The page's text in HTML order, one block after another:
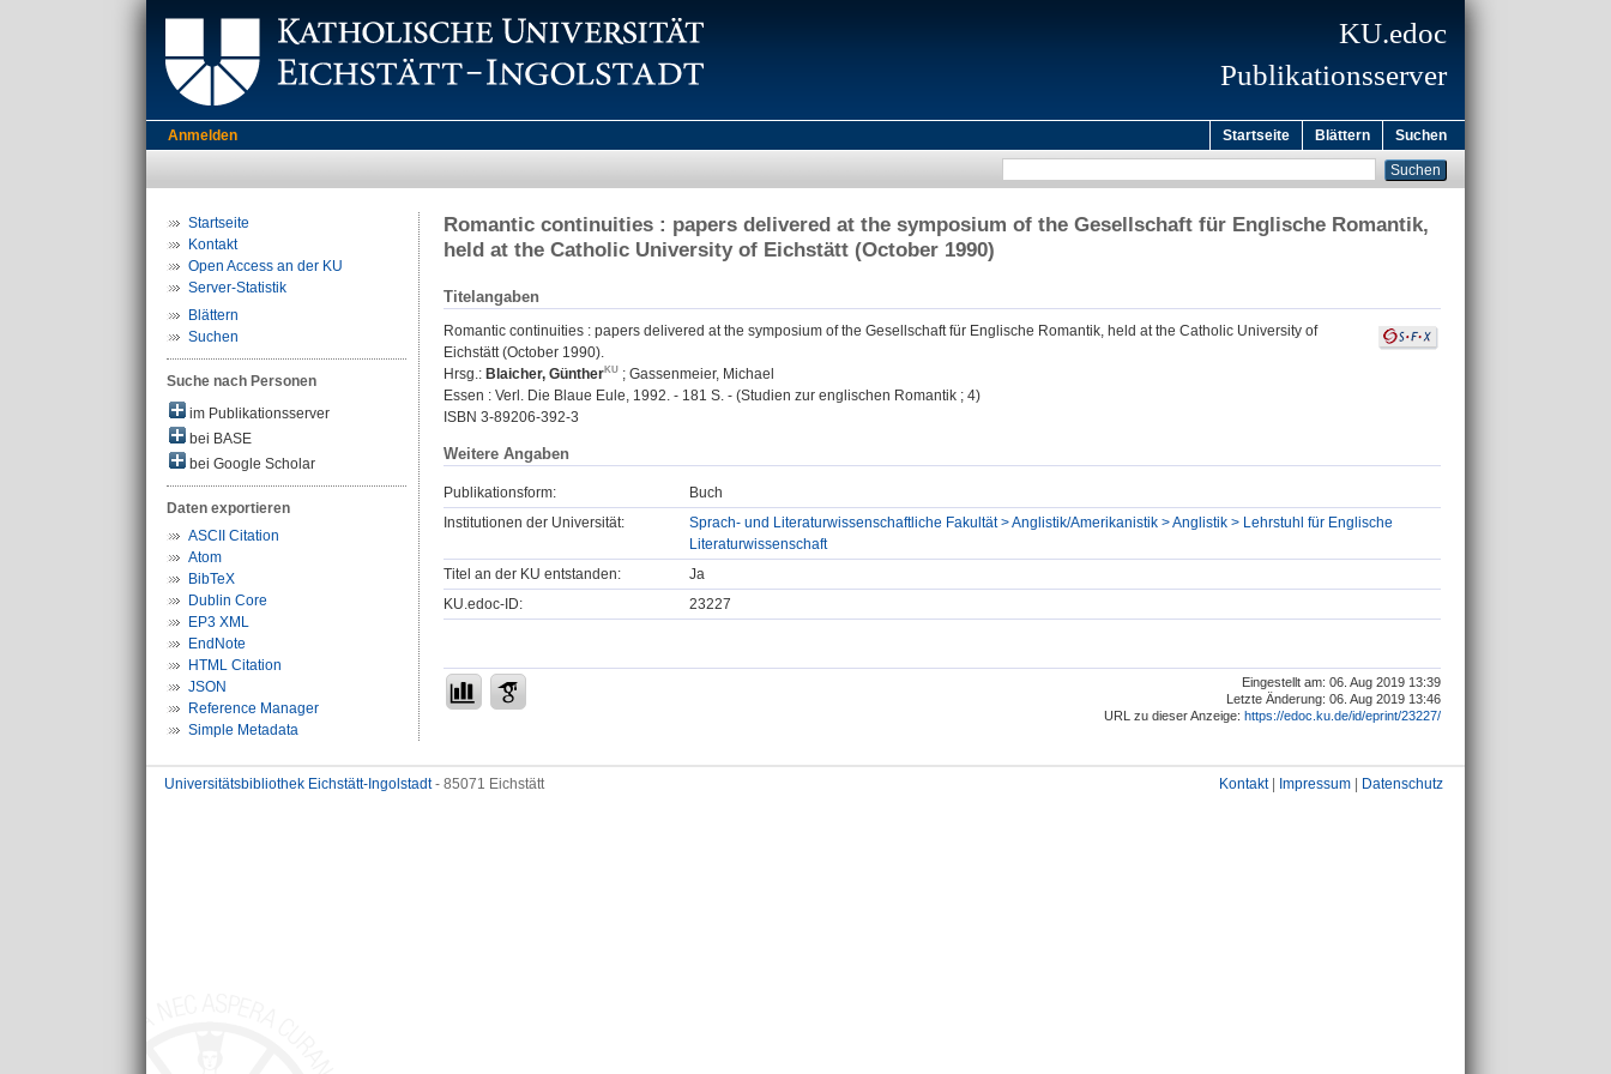
KU.edoc
Publikationsserver
Anmelden Startseite Blättern Suchen
Startseite
Kontakt
Open Access an der KU
Server-Statistik
Blättern
Suchen
Suche nach Personen
im Publikationsserver
bei BASE
bei Google Scholar
Daten exportieren
ASCII Citation
Atom
BibTeX
Dublin Core
EP3 XML
EndNote
HTML Citation
JSON
Reference Manager
Simple Metadata
Romantic continuities : papers delivered at the symposium of the Gesellschaft für Englische Romantik,
held at the Catholic University of Eichstätt (October 1990)
Titelangaben
Romantic continuities : papers delivered at the symposium of the Gesellschaft für Englische Romantik, held at the Catholic University of
Eichstätt (October 1990).
Hrsg.: Blaicher, Günther ; Gassenmeier, Michael
Essen : Verl. Die Blaue Eule, 1992. - 181 S. - (Studien zur englischen Romantik ; 4)
ISBN 3-89206-392-3
Weitere Angaben
Publikationsform:
Buch
Institutionen der Universität:
Sprach- und Literaturwissenschaftliche Fakultät > Anglistik/Amerikanistik > Anglistik > Lehrstuhl für Englische
Literaturwissenschaft
Titel an der KU entstanden:
Ja
KU.edoc-ID:
23227
Eingestellt am: 06. Aug 2019 13:39
Letzte Änderung: 06. Aug 2019 13:46
URL zu dieser Anzeige: https://edoc.ku.de/id/eprint/23227/
Universitätsbibliothek Eichstätt-Ingolstadt- 85071 Eichstätt Kontakt| Impressum Datenschutz